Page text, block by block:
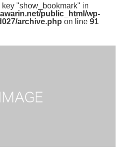
"show_bookmark" in
public_html/wp-
archive.php on line 91